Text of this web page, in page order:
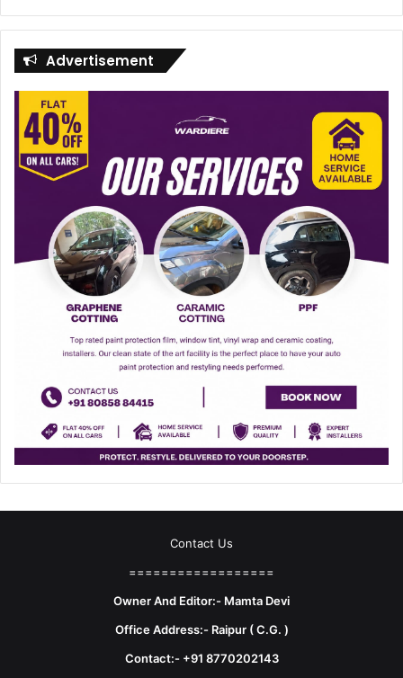
Advertisement
Contact Us
==================
Owner And Editor:- Mamta Devi
Office Address:- Raipur ( C.G. )
Contact:- +91 8770202143